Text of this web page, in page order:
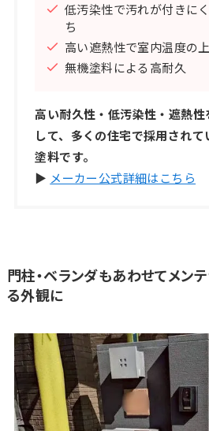
低汚染性で汚れが付きに
ち
高い遮熱性で室内温度の
無機塗料による高耐久
高い耐久性・低汚染性・遮熱
して、多くの住宅で採用され
塗料です。
▶ メーカー公式詳細はこちら
門柱・ベランダもあわせてメン
る外観に